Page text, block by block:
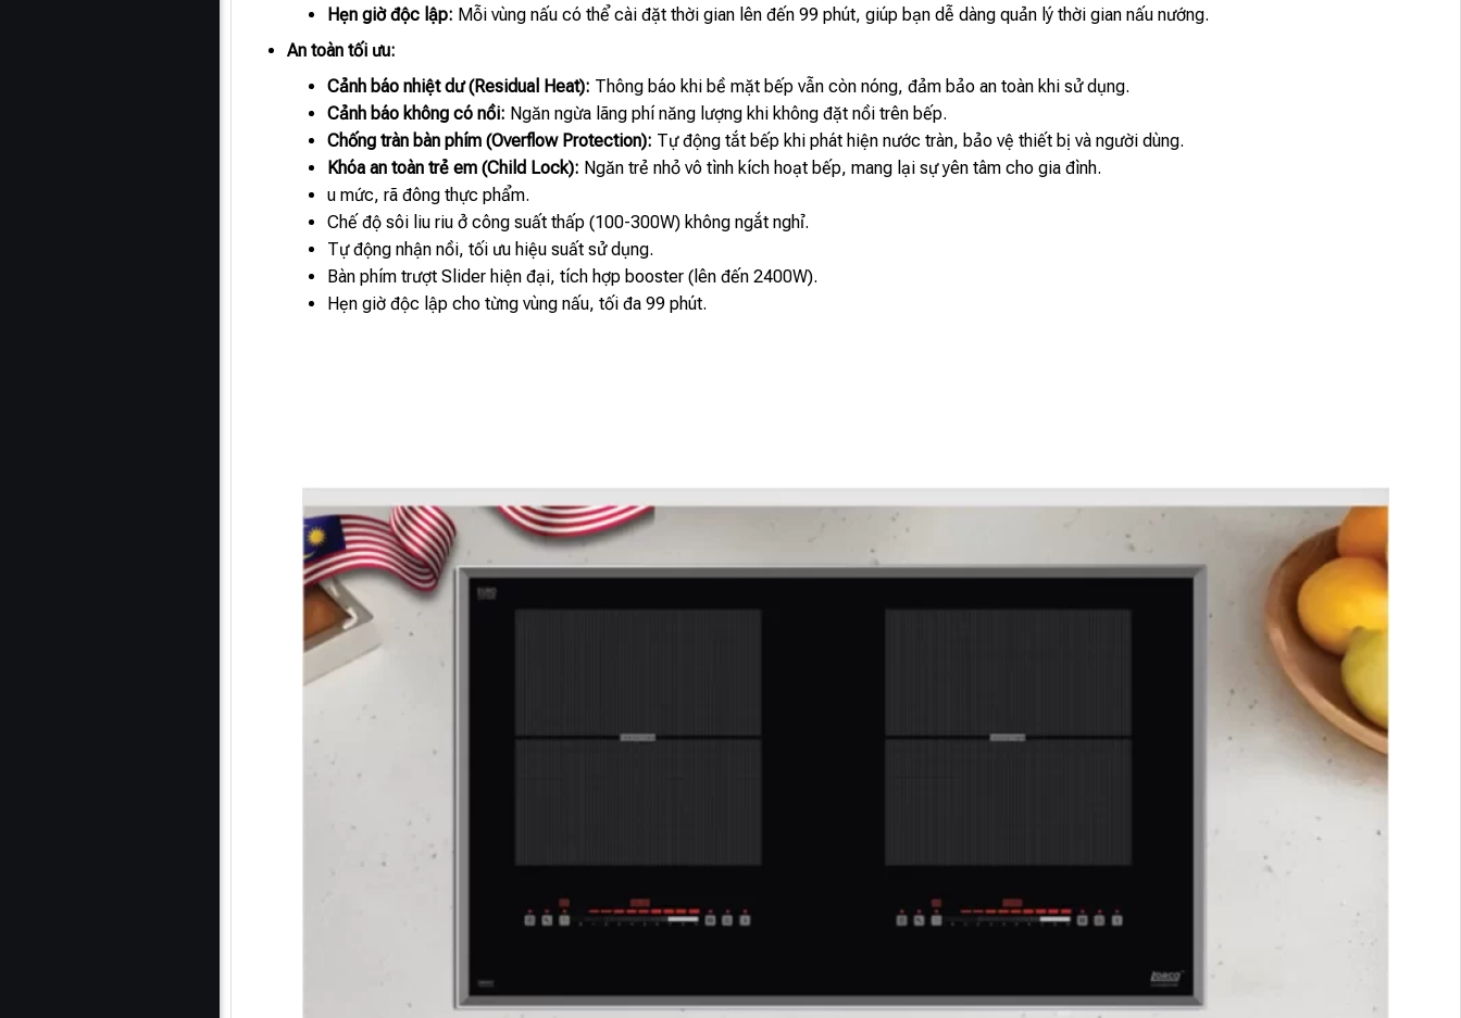
Hẹn giờ độc lập: Mỗi vùng nấu có thể cài đặt thời gian lên đến 99 phút, giúp bạn dễ dàng quản lý thời gian nấu nướng.
An toàn tối ưu:
Cảnh báo nhiệt dư (Residual Heat): Thông báo khi bề mặt bếp vẫn còn nóng, đảm bảo an toàn khi sử dụng.
Cảnh báo không có nồi: Ngăn ngừa lãng phí năng lượng khi không đặt nồi trên bếp.
Chống tràn bàn phím (Overflow Protection): Tự động tắt bếp khi phát hiện nước tràn, bảo vệ thiết bị và người dùng.
Khóa an toàn trẻ em (Child Lock): Ngăn trẻ nhỏ vô tình kích hoạt bếp, mang lại sự yên tâm cho gia đình.
u mức, rã đông thực phẩm.
Chế độ sôi liu riu ở công suất thấp (100-300W) không ngắt nghỉ.
Tự động nhận nồi, tối ưu hiệu suất sử dụng.
Bàn phím trượt Slider hiện đại, tích hợp booster (lên đến 2400W).
Hẹn giờ độc lập cho từng vùng nấu, tối đa 99 phút.